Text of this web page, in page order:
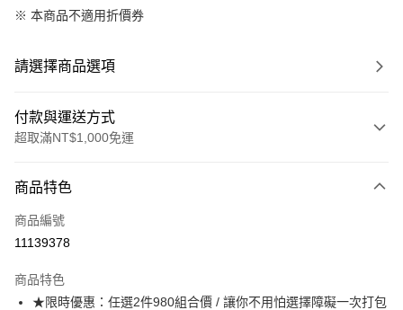
※ 本商品不適用折價券
請選擇商品選項
付款與運送方式
超取滿NT$1,000免運
信用卡一次付款
超商取貨付款
Apple Pay
商品特色
商品編號
11139378
商品特色
★限時優惠：任選2件980組合價 / 讓你不用怕選擇障礙一次打包